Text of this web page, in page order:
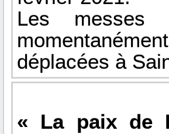
Les
déplacées à
« La paix de